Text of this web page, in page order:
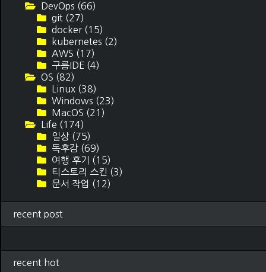
DevOps (66)
git (27)
docker (15)
kubernetes (2)
AWS (17)
구름IDE (4)
OS (82)
Linux (38)
Windows (23)
MacOS (21)
Life (174)
일상 (75)
독후감 (69)
여행 후기 (15)
티스토리 스킨 (3)
문서 작업 (12)
recent post
recent hot